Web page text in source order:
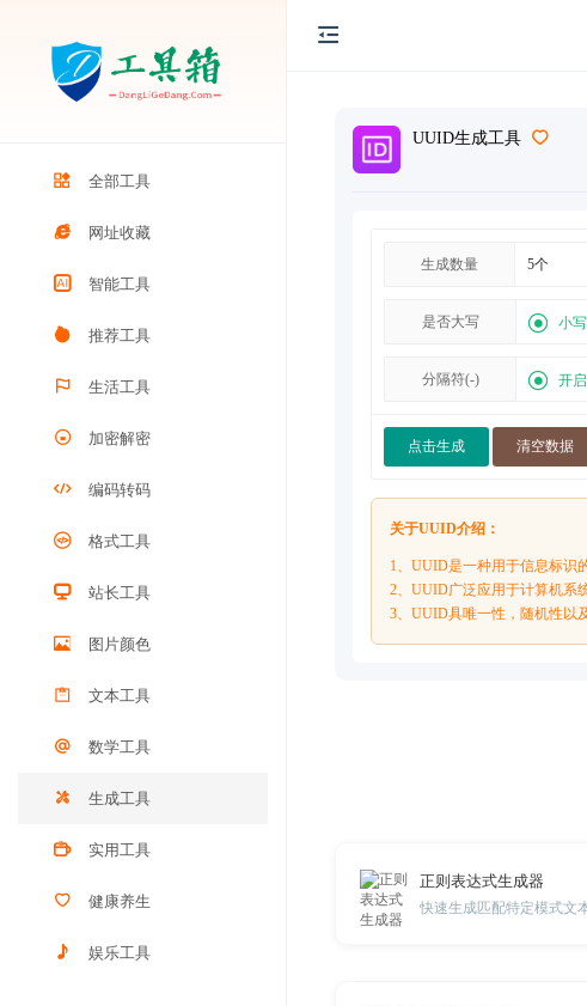
全部工具
网址收藏
智能工具
推荐工具
生活工具
加密解密
编码转码
格式工具
站长工具
图片颜色
文本工具
数学工具
生成工具
实用工具
健康养生
娱乐工具
UUID生成工具
生成数量
是否大写 小写
分隔符(-) 开启
点击生成 清空数据
关于UUID介绍：
1、UUID是一种用于信息标识
2、UUID广泛应用于计算机系
3、UUID具唯一性，随机性以
正则表达式生成器
快速生成匹配特定模式文